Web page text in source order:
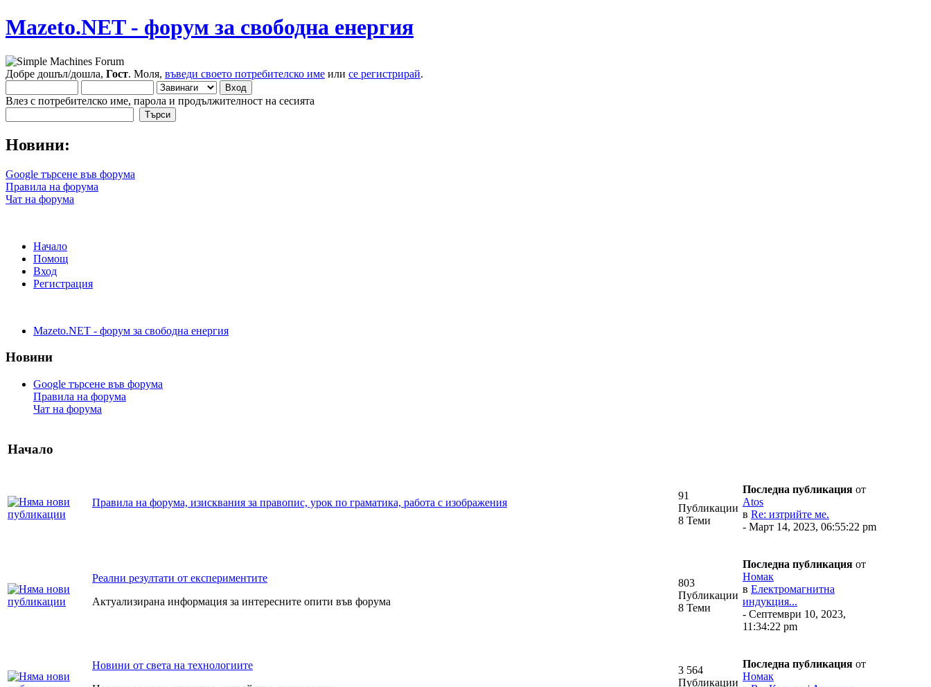
Mazeto.NET - форум за свободна енергия
Добре дошъл/дошла, Гост. Моля, въведи своето потребителско име или се регистрирай.
Влез с потребителско име, парола и продължителност на сесията
Новини:
Google търсене във форума
Правила на форума
Чат на форума
Начало
Помощ
Вход
Регистрация
Mazeto.NET - форум за свободна енергия
Новини
Google търсене във форума
Правила на форума
Чат на форума
Начало
Правила на форума, изисквания за правопис, урок по граматика, работа с изображения
91
Публикации
8 Теми
Последна публикация от
Аtos
в Re: изтрийте ме.
- Март 14, 2023, 06:55:22 pm
Реални резултати от експериментите
Актуализирана информация за интересните опити във форума
803
Публикации
8 Теми
Последна публикация от
Номак
в Електромагнитна
индукция...
- Септември 10, 2023,
11:34:22 pm
Новини от света на технологиите
3 564
Публикации
Последна публикация от
Номак